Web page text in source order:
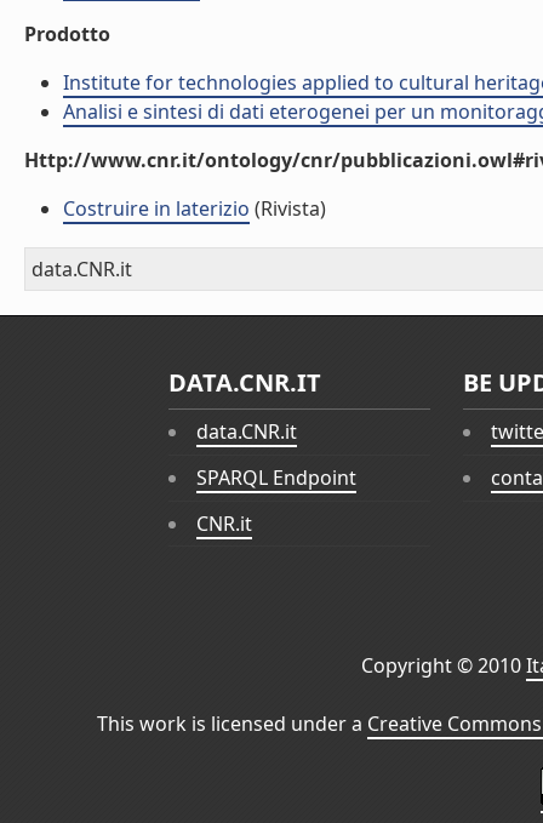
Prodotto
Institute for technologies applied to cultural
Analisi e sintesi di dati eterogenei per un
Http://www.cnr.it/ontology/cnr/
Costruire in laterizio (Rivista)
data.CNR.it
DATA.CNR.IT
data.CNR.it
SPARQL Endpoint
CNR.it
BE
Copyright © 2010
This work is licensed under a Creative